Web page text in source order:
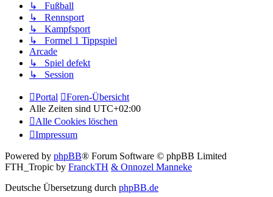
↳ Fußball
↳ Rennsport
↳ Kampfsport
↳ Formel 1 Tippspiel
Arcade
↳ Spiel defekt
↳ Session
Portal
Foren-Übersicht
Alle Zeiten sind UTC+02:00
Alle Cookies löschen
Impressum
Powered by phpBB® Forum Software © phpBB Limited
FTH_Tropic by FranckTH & Onnozel Manneke
Deutsche Übersetzung durch phpBB.de